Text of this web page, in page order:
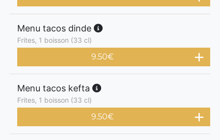
Menu tacos dinde
Frites, 1 boisson (33 cl)
9.50€
Menu tacos kefta
Frites, 1 boisson (33 cl)
9.50€